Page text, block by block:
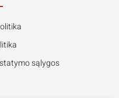
sąlygos